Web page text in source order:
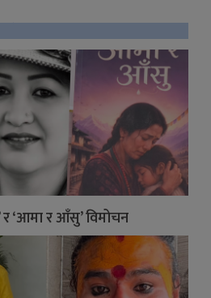
र ‘आमा र आँसु’ विमोचन